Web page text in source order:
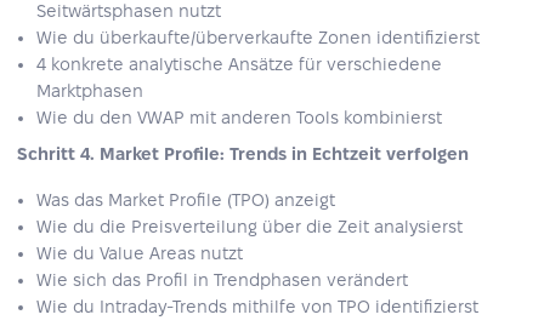
Seitwärtsphasen nutzt
Wie du überkaufte/überverkaufte Zonen identifizierst
4 konkrete analytische Ansätze für verschiedene
Marktphasen
Wie du den VWAP mit anderen Tools kombinierst
Schritt 4. Market Profile: Trends in Echtzeit verfolgen
Was das Market Profile (TPO) anzeigt
Wie du die Preisverteilung über die Zeit analysierst
Wie du Value Areas nutzt
Wie sich das Profil in Trendphasen verändert
Wie du Intraday-Trends mithilfe von TPO identifizierst